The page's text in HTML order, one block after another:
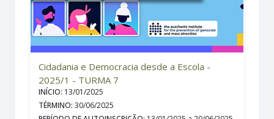
Cidadania e Democracia desde a Escola -
2025/1 - TURMA 7
INÍCIO: 13/01/2025
TÉRMINO:30/06/2025